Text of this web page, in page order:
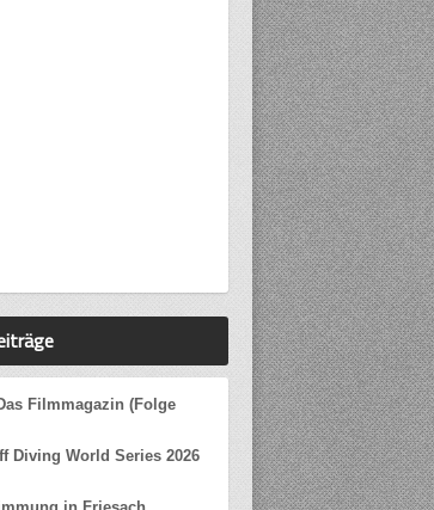
Filmmagazin (Folge
Diving World Series 2026